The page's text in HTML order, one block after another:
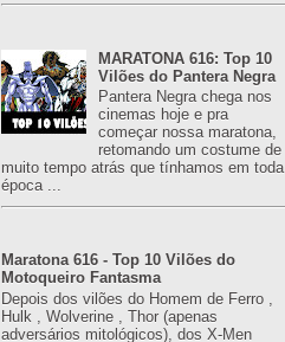
MARATONA 616: Top 10
Vilões do Pantera Negra
Pantera Negra chega nos
cinemas hoje e pra
começar nossa maratona,
retomando um costume de
muito tempo atrás que tínhamos em toda
época ...
Maratona 616 - Top 10 Vilões do
Motoqueiro Fantasma
Depois dos vilões do Homem de Ferro ,
Hulk , Wolverine , Thor (apenas
adversários mitológicos), dos X-Men